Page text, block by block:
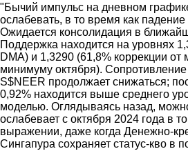
"Бычий импульс на дневном
ослабевать, в то время как
Ожидается консолидация в
Поддержка находится на уровнях
DMA) и 1,3290 (61,8% коррекции
минимуму октября).
S$NEER продолжает снижаться;
0,92% находится выше среднего
моделью. Оглядываясь назад,
ослабевает с октября 2024 года в
выражении, даже когда Денежно-
Сингапура сохраняет статус-кво в